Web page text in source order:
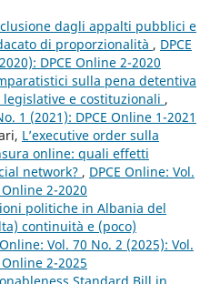
dagli appalti pubblici e
di proporzionalità , DPCE
DPCE Online 2-2020
sulla pena detentiva
e costituzionali ,
1 (2021): DPCE Online 1-2021
L’executive order sulla
online: quali effetti
network? , DPCE Online: Vol.
Online 2-2020
politiche in Albania del
continuità e (poco)
Online: Vol. 70 No. 2 (2025): Vol.
Online 2-2025